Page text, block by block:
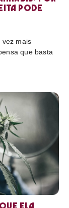
pode
vez mais
que basta
ela